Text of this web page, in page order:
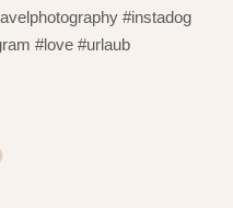
#instadog
#love #urlaub